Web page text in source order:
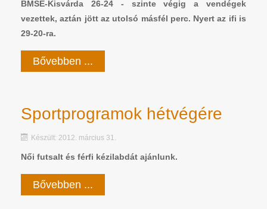
BMSE-Kisvárda 26-24 - szinte végig a vendégek
vezettek, aztán jött az utolsó másfél perc. Nyert az ifi is
29-20-ra.
Bővebben ...
Sportprogramok hétvégére
Készült: 2012. március 31.
Női futsalt és férfi kézilabdát ajánlunk.
Bővebben ...